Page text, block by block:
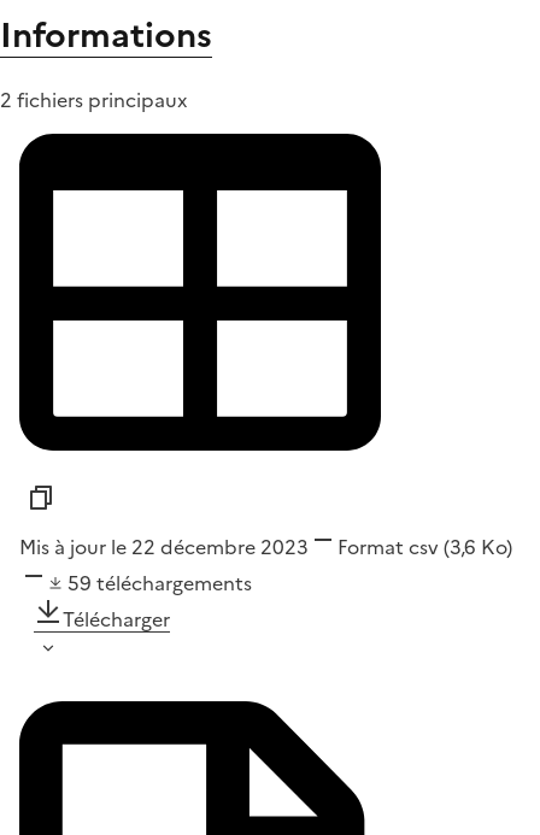
Informations
2 fichiers principaux
Mis à jour le 22 décembre 2023 Format csv(3,6 Ko)
59 téléchargements
Télécharger